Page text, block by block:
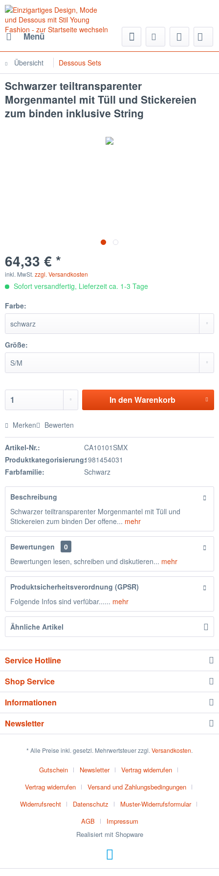
Menü
Übersicht Dessous Sets
Schwarzer teiltransparenter
Morgenmantel mit Tüll und Stickereien
zum binden inklusive String
64,33 € *
inkl. MwSt. zzgl. Versandkosten
Sofort versandfertig, Lieferzeit ca. 1-3 Tage
Farbe:
Größe:
In den Warenkorb
Merken Bewerten
Artikel-Nr.:
CA10101SMX
Produktkategorisierung:1981454031
Farbfamilie:
Schwarz
Beschreibung
Schwarzer teiltransparenter Morgenmantel mit Tüll und
Stickereien zum binden Der offene... mehr
Bewertungen
0
Bewertungen lesen, schreiben und diskutieren... mehr
Produktsicherheitsverordnung (GPSR)
Folgende Infos sind verfübar...... mehr
Ähnliche Artikel
Service Hotline
Shop Service
Informationen
Newsletter
* Alle Preise inkl. gesetzl. Mehrwertsteuer zzgl. Versandkosten.
Gutschein Newsletter
Vertrag widerrufen
Vertrag widerrufen
Versand und Zahlungsbedingungen
Widerrufsrecht
Datenschutz
Muster-Widerrufsformular
AGB
Impressum
Realisiert mit Shopware